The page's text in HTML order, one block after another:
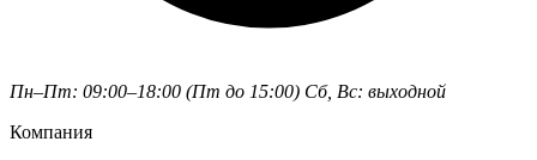
Пн–Пт: 09:00–18:00 (Пт до 15:00) Сб, Вс: выходной
Компания